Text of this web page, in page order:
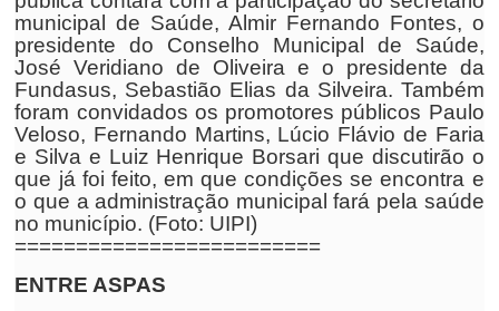
municipal de Saúde, Almir Fernando Fontes, o
presidente do Conselho Municipal de Saúde,
José Veridiano de Oliveira e o presidente da
Fundasus, Sebastião Elias da Silveira. Também
foram convidados os promotores públicos Paulo
Veloso, Fernando Martins, Lúcio Flávio de Faria
e Silva e Luiz Henrique Borsari que discutirão o
que já foi feito, em que condições se encontra e
o que a administração municipal fará pela saúde
no município. (Foto: UIPI)
=========================
ENTRE ASPAS